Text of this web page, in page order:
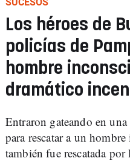
Los héroes de
policías de
hombre
dramático
Entraron gateando en
para rescatar a un
también fue rescatada